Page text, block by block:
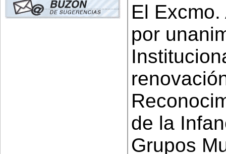
El
por
de la
Grupos